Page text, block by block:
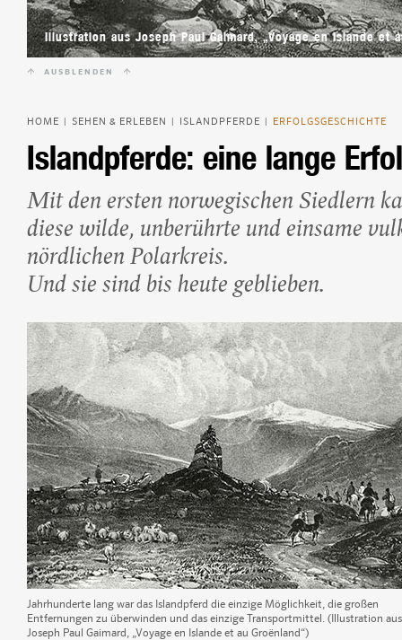
Camping auf Island
Island Urlaub
Illustration aus Joseph Paul Gaimard, „Voyage en Islande et
AUSBLENDEN
HOME SEHEN & ERLEBEN ISLANDPFERDE ERFOLGSGESCHICHTE
Islandpferde: eine lange
Mit den ersten norwegischen Siedlern
diese wilde, unberührte und einsame
nördlichen Polarkreis.
Und sie sind bis heute geblieben.
Jahrhunderte lang war das Islandpferd die einzige Möglichkeit, die großen
Entfernungen zu überwinden und das einzige Transportmittel. (Illustration aus
Joseph Paul Gaimard, „Voyage en Islande et au Groënland“)